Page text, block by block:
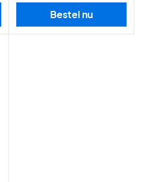
Bestel nu